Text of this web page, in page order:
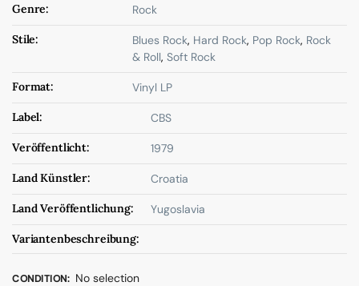
Genre: Rock
Stile: Blues Rock, Hard Rock, Pop Rock, Rock
& Roll, Soft Rock
Format: Vinyl LP
Label: CBS
Veröffentlicht: 1979
Land Künstler: Croatia
Land Veröffentlichung: Yugoslavia
Variantenbeschreibung:
CONDITION: No selection